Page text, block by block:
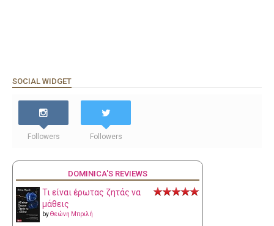
SOCIAL WIDGET
Followers Followers
DOMINICA'S REVIEWS
Τι είναι έρωτας ζητάς να
μάθεις
byΘεώνη Μπριλή